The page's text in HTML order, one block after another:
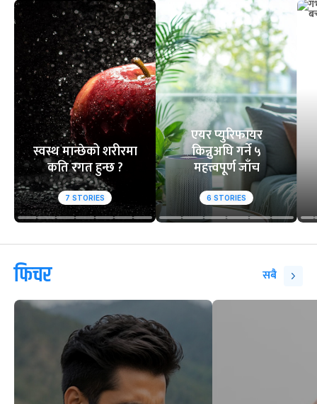
स्वस्थ मान्छेको शरीरमा
कति रगत हुन्छ ?
7 STORIES
एयर प्युरिफायर
किन्नुअघि गर्ने ५
महत्त्वपूर्ण जाँच
6 STORIES
फिचर सबै